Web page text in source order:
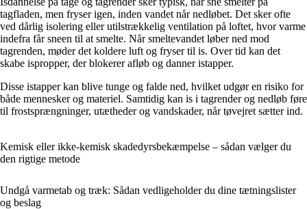
tagfladen, men fryser igen, inden vandet når nedløbet. Det sker ofte
ved dårlig isolering eller utilstrækkelig ventilation på loftet, hvor varme
indefra får sneen til at smelte. Når smeltevandet løber ned mod
tagrenden, møder det koldere luft og fryser til is. Over tid kan det
skabe ispropper, der blokerer afløb og danner istapper.
Disse istapper kan blive tunge og falde ned, hvilket udgør en risiko for
både mennesker og materiel. Samtidig kan is i tagrender og nedløb føre
til frostsprængninger, utætheder og vandskader, når tøvejret sætter ind.
Kemisk eller ikke-kemisk skadedyrsbekæmpelse – sådan vælger du
den rigtige metode
Undgå varmetab og træk: Sådan vedligeholder du dine tætningslister
og beslag